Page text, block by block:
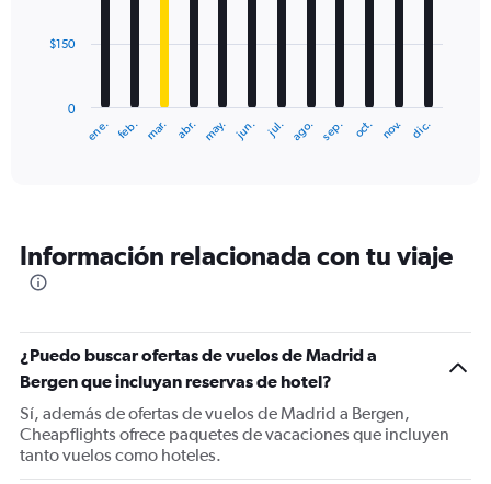
The
categories.
The
Y
axis
displaying
values.
Range:
0
ene. feb. mar. abr. may. jun. jul. ago. sep. oct. nov. dic.
0
$150
Información relacionada con tu viaje
¿Puedo buscar ofertas de vuelos de Madrid a
Bergen que incluyan reservas de hotel?
Sí, además de ofertas de vuelos de Madrid a Bergen,
Cheapflights ofrece paquetes de vacaciones que incluyen
tanto vuelos como hoteles.